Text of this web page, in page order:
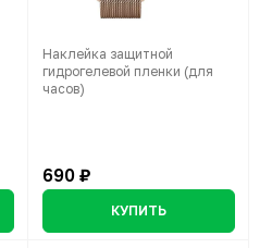
Наклейка защитной
гидрогелевой пленки (для
часов)
690 ₽
КУПИТЬ